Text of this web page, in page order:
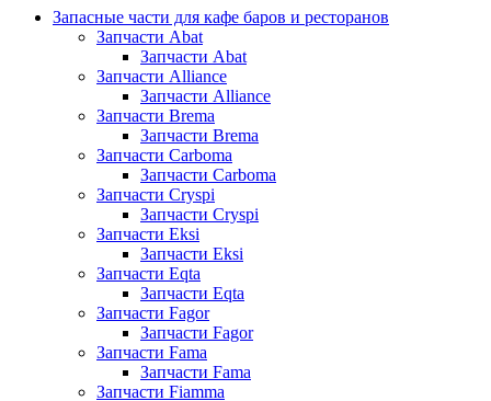
Запасные части для кафе баров и ресторанов
Запчасти Abat
Запчасти Abat
Запчасти Alliance
Запчасти Alliance
Запчасти Brema
Запчасти Brema
Запчасти Carboma
Запчасти Carboma
Запчасти Cryspi
Запчасти Cryspi
Запчасти Eksi
Запчасти Eksi
Запчасти Eqta
Запчасти Eqta
Запчасти Fagor
Запчасти Fagor
Запчасти Fama
Запчасти Fama
Запчасти Fiamma